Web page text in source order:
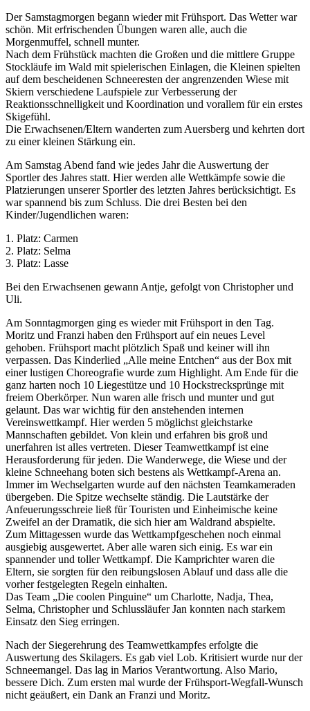
Der Samstagmorgen begann wieder mit Frühsport. Das Wetter war
schön. Mit erfrischenden Übungen waren alle, auch die
Morgenmuffel, schnell munter.
Nach dem Frühstück machten die Großen und die mittlere Gruppe
Stockläufe im Wald mit spielerischen Einlagen, die Kleinen spielten
auf dem bescheidenen Schneeresten der angrenzenden Wiese mit
Skiern verschiedene Laufspiele zur Verbesserung der
Reaktionsschnelligkeit und Koordination und vorallem für ein erstes
Skigefühl.
Die Erwachsenen/Eltern wanderten zum Auersberg und kehrten dort
zu einer kleinen Stärkung ein.
Am Samstag Abend fand wie jedes Jahr die Auswertung der
Sportler des Jahres statt. Hier werden alle Wettkämpfe sowie die
Platzierungen unserer Sportler des letzten Jahres berücksichtigt. Es
war spannend bis zum Schluss. Die drei Besten bei den
Kinder/Jugendlichen waren:
1. Platz: Carmen
2. Platz: Selma
3. Platz: Lasse
Bei den Erwachsenen gewann Antje, gefolgt von Christopher und
Uli.
Am Sonntagmorgen ging es wieder mit Frühsport in den Tag.
Moritz und Franzi haben den Frühsport auf ein neues Level
gehoben. Frühsport macht plötzlich Spaß und keiner will ihn
verpassen. Das Kinderlied „Alle meine Entchen“ aus der Box mit
einer lustigen Choreografie wurde zum Highlight. Am Ende für die
ganz harten noch 10 Liegestütze und 10 Hockstrecksprünge mit
freiem Oberkörper. Nun waren alle frisch und munter und gut
gelaunt. Das war wichtig für den anstehenden internen
Vereinswettkampf. Hier werden 5 möglichst gleichstarke
Mannschaften gebildet. Von klein und erfahren bis groß und
unerfahren ist alles vertreten. Dieser Teamwettkampf ist eine
Herausforderung für jeden. Die Wanderwege, die Wiese und der
kleine Schneehang boten sich bestens als Wettkampf-Arena an.
Immer im Wechselgarten wurde auf den nächsten Teamkameraden
übergeben. Die Spitze wechselte ständig. Die Lautstärke der
Anfeuerungsschreie ließ für Touristen und Einheimische keine
Zweifel an der Dramatik, die sich hier am Waldrand abspielte.
Zum Mittagessen wurde das Wettkampfgeschehen noch einmal
ausgiebig ausgewertet. Aber alle waren sich einig. Es war ein
spannender und toller Wettkampf. Die Kamprichter waren die
Eltern, sie sorgten für den reibungslosen Ablauf und dass alle die
vorher festgelegten Regeln einhalten.
Das Team „Die coolen Pinguine“ um Charlotte, Nadja, Thea,
Selma, Christopher und Schlussläufer Jan konnten nach starkem
Einsatz den Sieg erringen.
Nach der Siegerehrung des Teamwettkampfes erfolgte die
Auswertung des Skilagers. Es gab viel Lob. Kritisiert wurde nur der
Schneemangel. Das lag in Marios Verantwortung. Also Mario,
bessere Dich. Zum ersten mal wurde der Frühsport-Wegfall-Wunsch
nicht geäußert, ein Dank an Franzi und Moritz.